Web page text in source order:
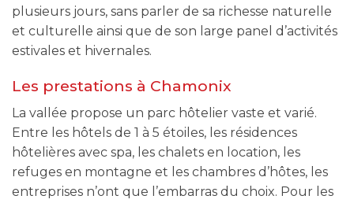
plusieurs jours, sans parler de sa richesse naturelle
et culturelle ainsi que de son large panel d’activités
estivales et hivernales.
Les prestations à Chamonix
La vallée propose un parc hôtelier vaste et varié.
Entre les hôtels de 1 à 5 étoiles, les résidences
hôtelières avec spa, les chalets en location, les
refuges en montagne et les chambres d’hôtes, les
entreprises n’ont que l’embarras du choix. Pour les